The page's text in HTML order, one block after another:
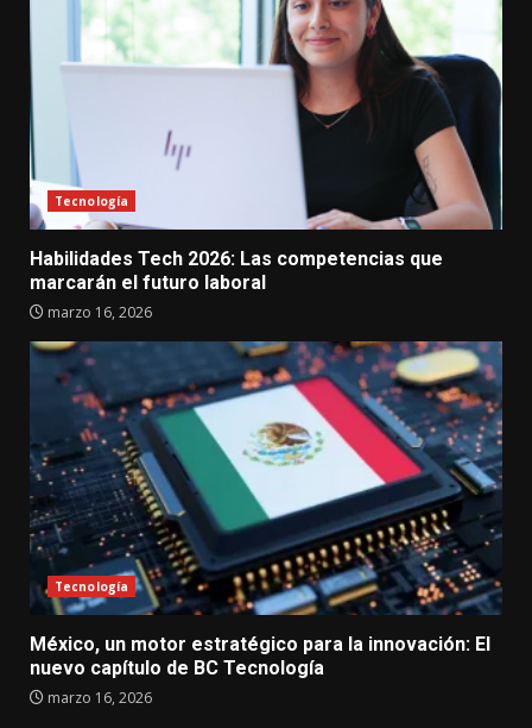
Tecnología
Habilidades Tech 2026: Las competencias que
marcarán el futuro laboral
marzo 16, 2026
Tecnología
México, un motor estratégico para la innovación: El
nuevo capítulo de BC Tecnología
marzo 16, 2026